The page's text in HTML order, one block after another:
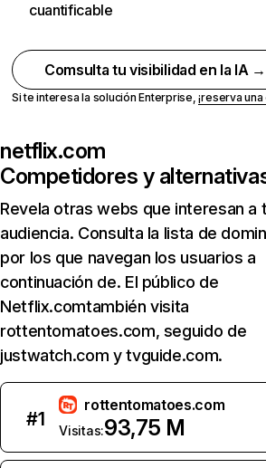
cuantificable
Comsulta tu visibilidad en la IA →
Si te interesa la solución Enterprise,¡reserva
netflix.com
Competidores y
Revela otras webs que interesan a
audiencia. Consulta la lista de
por los que navegan los usuarios a
continuación de. El público de
Netflix.comtambién visita
rottentomatoes.com, seguido de
justwatch.com y tvguide.com.
#1
rottentomatoes.com
Visitas:93,75 M